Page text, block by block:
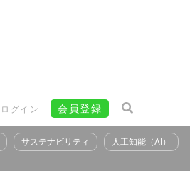
ログイン 会員登録
サステナビリティ 人工知能（AI）